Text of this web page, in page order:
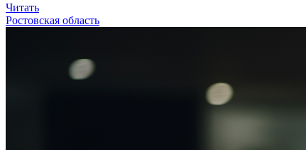
Читать
Ростовская область